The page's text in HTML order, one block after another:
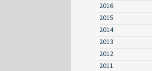
2016
2015
2014
2013
2012
2011